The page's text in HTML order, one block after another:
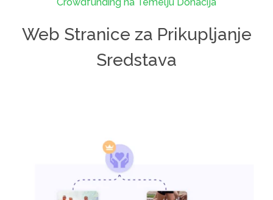
Web Stranice za Prikupljanje
Sredstava